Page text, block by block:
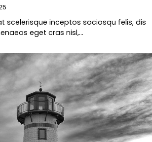
scelerisque inceptos sociosqu felis, dis
eget cras nisl,…